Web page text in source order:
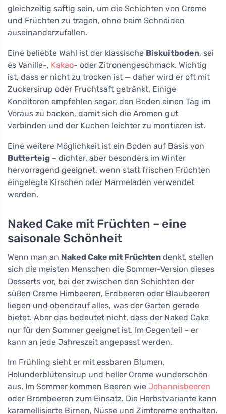
gleichzeitig saftig sein, um die Schichten von Creme
und Früchten zu tragen, ohne beim Schneiden
auseinanderzufallen.
Eine beliebte Wahl ist der klassische Biskuitboden, sei
es Vanille-, Kakao- oder Zitronengeschmack. Wichtig
ist, dass er nicht zu trocken ist — daher wird er oft mit
Zuckersirup oder Fruchtsaft getränkt. Einige
Konditoren empfehlen sogar, den Boden einen Tag im
Voraus zu backen, damit sich die Aromen gut
verbinden und der Kuchen leichter zu montieren ist.
Eine weitere Möglichkeit ist ein Boden auf Basis von
Butterteig – dichter, aber besonders im Winter
hervorragend geeignet, wenn statt frischen Früchten
eingelegte Kirschen oder Marmeladen verwendet
werden.
Naked Cake mit Früchten – eine
saisonale Schönheit
Wenn man an Naked Cake mit Früchten denkt, stellen
sich die meisten Menschen die Sommer-Version dieses
Desserts vor, bei der zwischen den Schichten der
süßen Creme Himbeeren, Erdbeeren oder Blaubeeren
liegen und obendrauf alles, was der Garten gerade
bietet. Aber das bedeutet nicht, dass der Naked Cake
nur für den Sommer geeignet ist. Im Gegenteil – er
kann an jede Jahreszeit angepasst werden.
Im Frühling sieht er mit essbaren Blumen,
Holunderblütensirup und heller Creme wunderschön
aus. Im Sommer kommen Beeren wie Johannisbeeren
oder Brombeeren zum Einsatz. Die Herbstvariante kann
karamellisierte Birnen, Nüsse und Zimtcreme enthalten.